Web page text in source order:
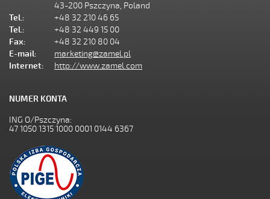
43-200 Pszczyna, Poland
Tel.:
+48 32 210 46 65
Tel.:
+48 32 449 15 00
Fax:
+48 32 210 80 04
E-mail:
marketing@zamel.pl
Internet:
http://www.zamel.com
NUMER KONTA
ING O/Pszczyna:
47 1050 1315 1000 0001 0144 6367